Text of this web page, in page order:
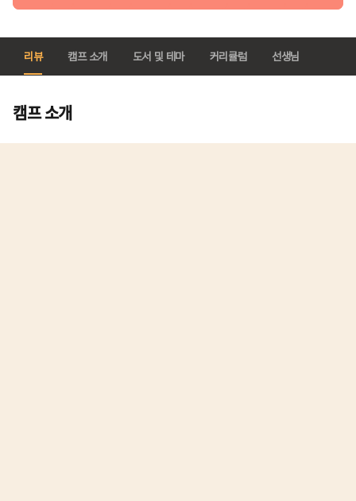
리뷰 캠프 소개 도서 및 테마 커리큘럼 선생님
캠프 소개